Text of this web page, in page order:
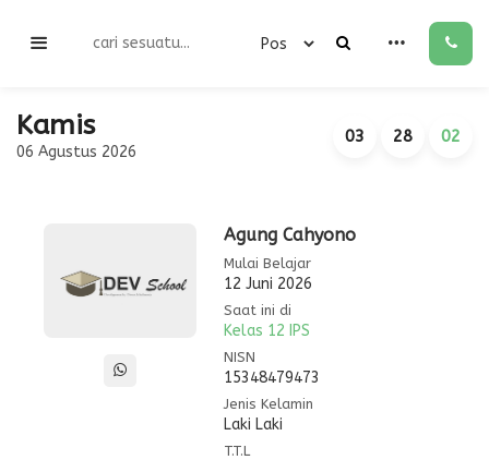
Kamis
06 Agustus 2026
03 28 02
Agung Cahyono
Mulai Belajar
12 Juni 2026
Saat ini di
Kelas 12 IPS
NISN
15348479473
Jenis Kelamin
Laki Laki
T.T.L